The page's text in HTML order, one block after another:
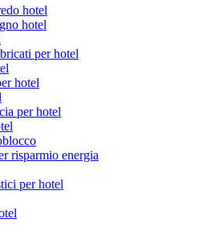
hotel
hotel
per hotel
hotel
per hotel
risparmio energia
per hotel